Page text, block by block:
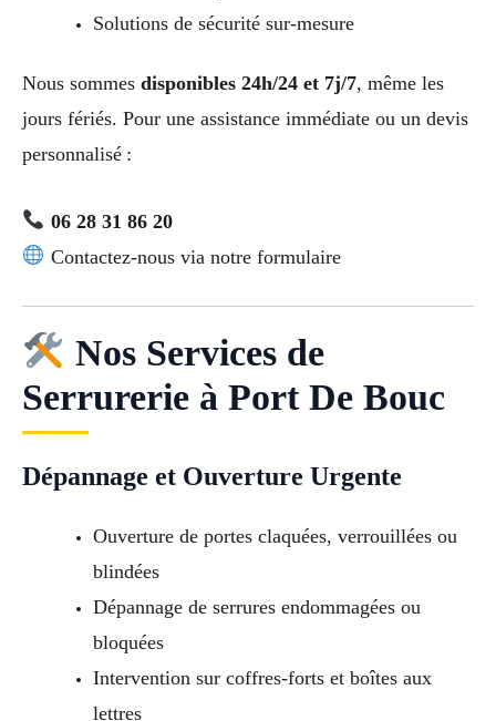
Solutions de sécurité sur-mesure
Nous sommes disponibles 24h/24 et 7j/7, même les
jours fériés. Pour une assistance immédiate ou un devis
personnalisé :
06 28 31 86 20
Contactez-nous via notre formulaire
Nos Services de
Serrurerie à Port De Bouc
Dépannage et Ouverture Urgente
Ouverture de portes claquées, verrouillées ou
blindées
Dépannage de serrures endommagées ou
bloquées
Intervention sur coffres-forts et boîtes aux
lettres